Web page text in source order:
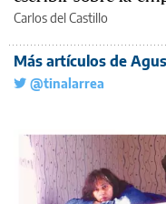
Carlos del Castillo
Más artículos de
@tinalarrea